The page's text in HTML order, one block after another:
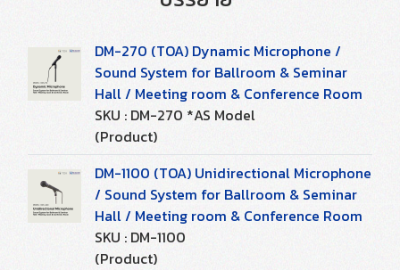
DM-270 (TOA) Dynamic Microphone /
Sound System for Ballroom & Seminar
Hall / Meeting room & Conference Room
SKU : DM-270 *AS Model
(Product)
DM-1100 (TOA) Unidirectional Microphone
/ Sound System for Ballroom & Seminar
Hall / Meeting room & Conference Room
SKU : DM-1100
(Product)